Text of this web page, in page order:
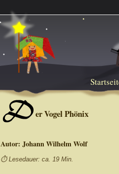
er Vogel Phönix
Autor: Johann Wilhelm Wolf
⏱ Lesedauer: ca. 19 Min.